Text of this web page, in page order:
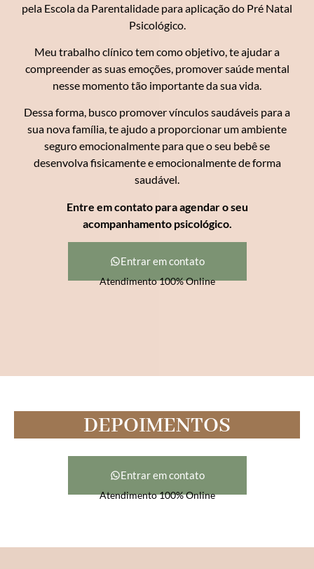
pela Escola da Parentalidade para aplicação do Pré Natal
Psicológico.
Meu trabalho clínico tem como objetivo, te ajudar a
compreender as suas emoções, promover saúde mental
nesse momento tão importante da sua vida.
Dessa forma, busco promover vínculos saudáveis para a
sua nova família, te ajudo a proporcionar um ambiente
seguro emocionalmente para que o seu bebê se
desenvolva fisicamente e emocionalmente de forma
saudável.
Entre em contato para agendar o seu
acompanhamento psicológico.
Entrar em contato
Atendimento 100% Online
DEPOIMENTOS
Entrar em contato
Atendimento 100% Online